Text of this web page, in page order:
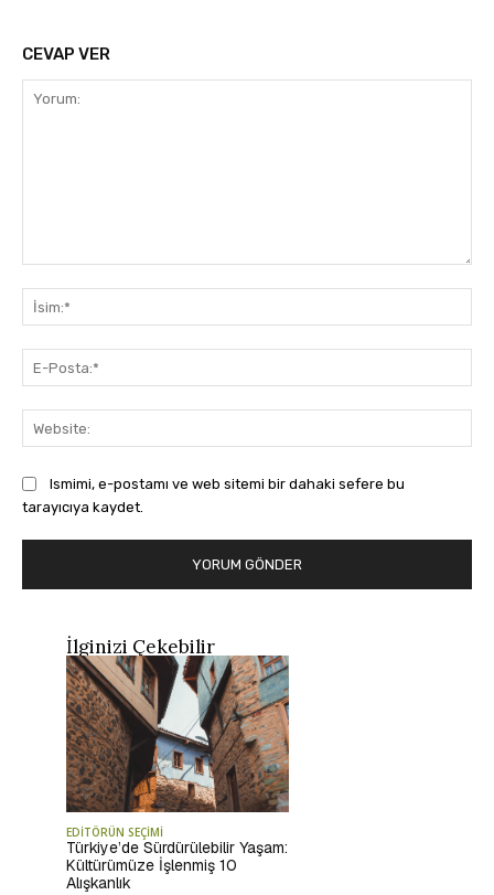
CEVAP VER
Ismimi, e-postamı ve web sitemi bir dahaki sefere bu
tarayıcıya kaydet.
İlginizi Çekebilir
EDİTÖRÜN SEÇİMİ
Türkiye’de Sürdürülebilir Yaşam:
Kültürümüze İşlenmiş 10
Alışkanlık